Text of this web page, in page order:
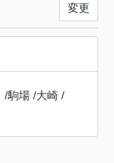
変更
/駒場 /大崎 /